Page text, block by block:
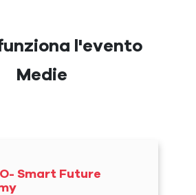
l'evento
Medie
Smart Future